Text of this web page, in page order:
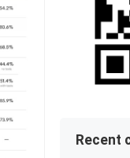
Recent